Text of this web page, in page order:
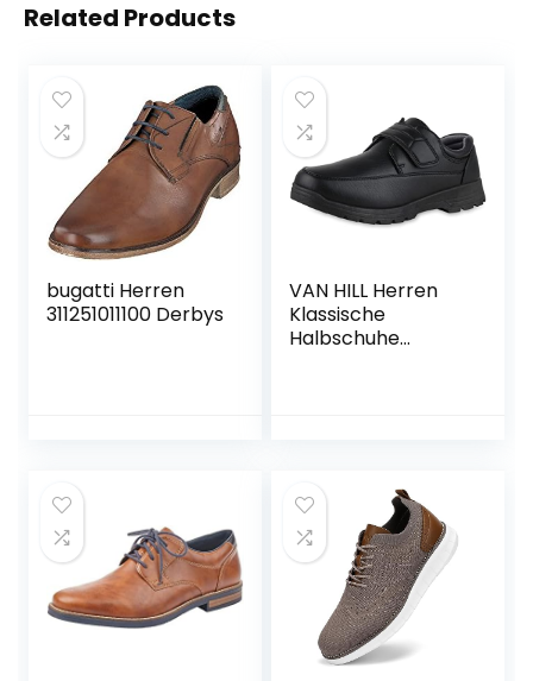
Related Products
bugatti Herren
311251011100 Derbys
VAN HILL Herren
Klassische
Halbschuhe